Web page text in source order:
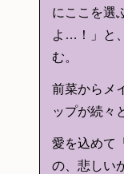
にここを選
よ…！」と
む。
前菜からメ
ップが続々
愛を込めて
の、悲しい